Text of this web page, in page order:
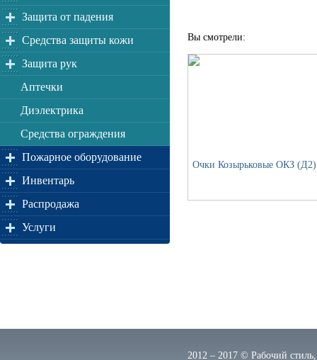
Защита от падения
Средства защиты кожи
Защита рук
Аптечки
Диэлектрика
Средства ограждения
Пожарное оборудование
Инвентарь
Распродажа
Услуги
Вы смотрели:
Очки Козырьковые ОКЗ (Д2)
2012 – 2017 © Рабочий